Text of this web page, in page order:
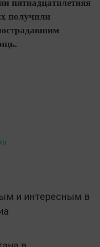
пятнадцатилетняя
получили
и интересным в